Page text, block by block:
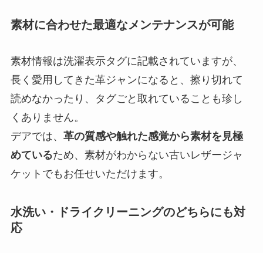
素材に合わせた最適なメンテナンスが可能
素材情報は洗濯表示タグに記載されていますが、
長く愛用してきた革ジャンになると、擦り切れて
読めなかったり、タグごと取れていることも珍し
くありません。
デアでは、 革の質感や触れた感覚から素材を見極
めているため、素材がわからない古いレザージャ
ケットでもお任せいただけます。
水洗い・ドライクリーニングのどちらにも対
応